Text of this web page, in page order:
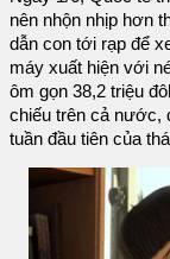
nên nhộn nhịp hơn
dẫn con tới rạp để
máy xuất hiện với
ôm gọn 38,2 triệu
chiếu trên cả nước,
tuần đầu tiên của